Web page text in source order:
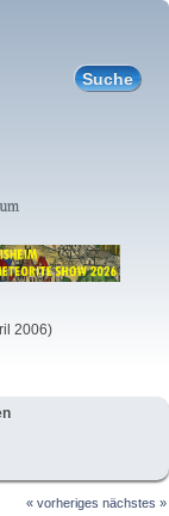
2006)
« vorheriges nächstes »